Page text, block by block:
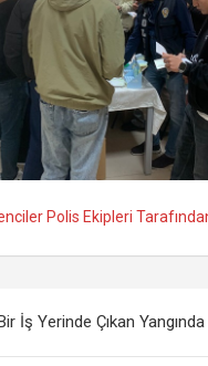
Polis Ekipleri
İş Yerinde Çıkan